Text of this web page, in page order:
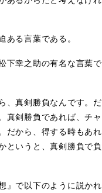
る言葉である。
下幸之助の有名な言葉で
、真剣勝負なんです。だ
真剣勝負であれば、チャ
だから、得する時もあれ
というと、真剣勝負で負
』で以下のように説かれ